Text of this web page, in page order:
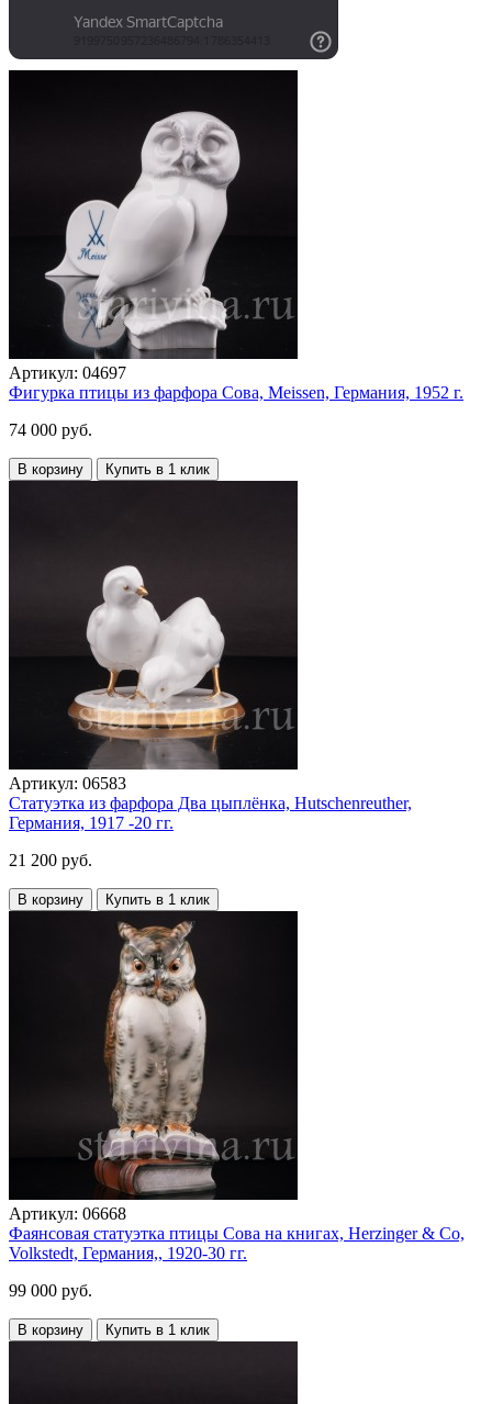
Артикул: 04697
Фигурка птицы из фарфора Сова, Meissen, Германия, 1952 г.
74 000 руб.
В корзину Купить в 1 клик
Артикул: 06583
Статуэтка из фарфора Два цыплёнка, Hutschenreuther,
Германия, 1917 -20 гг.
21 200 руб.
В корзину Купить в 1 клик
Артикул: 06668
Фаянсовая статуэтка птицы Сова на книгах, Herzinger & Co,
Volkstedt, Германия,, 1920-30 гг.
99 000 руб.
В корзину Купить в 1 клик